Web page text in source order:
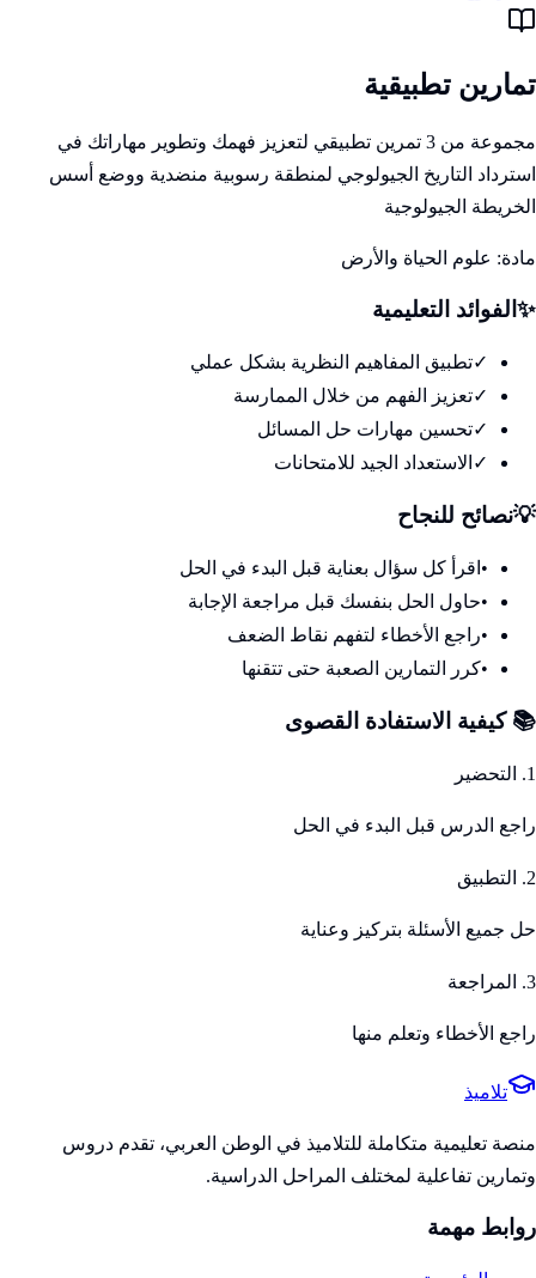
تمارين تطبيقية
مجموعة من 3 تمرين تطبيقي لتعزيز فهمك وتطوير مهاراتك في
استرداد التاريخ الجيولوجي لمنطقة رسوبية منضدية ووضع أسس
الخريطة الجيولوجية
مادة: علوم الحياة والأرض
✨ الفوائد التعليمية
✓تطبيق المفاهيم النظرية بشكل عملي
✓تعزيز الفهم من خلال الممارسة
✓تحسين مهارات حل المسائل
✓ الاستعداد الجيد للامتحانات
💡نصائح للنجاح
• اقرأ كل سؤال بعناية قبل البدء في الحل
•حاول الحل بنفسك قبل مراجعة الإجابة
•راجع الأخطاء لتفهم نقاط الضعف
•كرر التمارين الصعبة حتى تتقنها
📚 كيفية الاستفادة القصوى
1. التحضير
راجع الدرس قبل البدء في الحل
2. التطبيق
حل جميع الأسئلة بتركيز وعناية
3. المراجعة
راجع الأخطاء وتعلم منها
تلاميذ
منصة تعليمية متكاملة للتلاميذ في الوطن العربي، تقدم دروس
وتمارين تفاعلية لمختلف المراحل الدراسية.
روابط مهمة